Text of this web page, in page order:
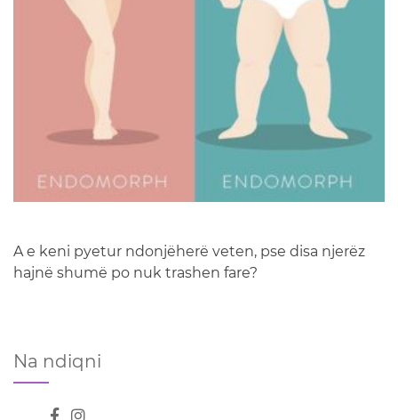
A e keni pyetur ndonjëherë veten, pse disa njerëz
hajnë shumë po nuk trashen fare?
Na ndiqni